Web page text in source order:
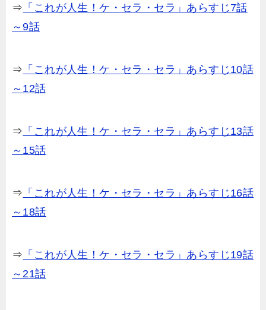
⇒ 「これが人生！ケ・セラ・セラ」あらすじ7話
～9話
⇒ 「これが人生！ケ・セラ・セラ」あらすじ10話
～12話
⇒ 「これが人生！ケ・セラ・セラ」あらすじ13話
～15話
⇒ 「これが人生！ケ・セラ・セラ」あらすじ16話
～18話
⇒ 「これが人生！ケ・セラ・セラ」あらすじ19話
～21話